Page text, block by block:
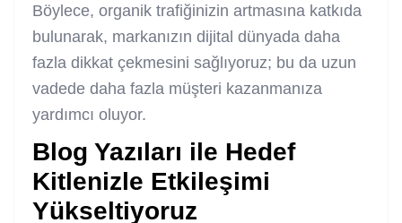
Böylece, organik trafiğinizin artmasına katkıda
bulunarak, markanızın dijital dünyada daha
fazla dikkat çekmesini sağlıyoruz; bu da uzun
vadede daha fazla müşteri kazanmanıza
yardımcı oluyor.
Blog Yazıları ile Hedef
Kitlenizle Etkileşimi
Yükseltiyoruz